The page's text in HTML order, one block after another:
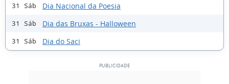
31 Sáb Dia Nacional da Poesia
31 Sáb Dia das Bruxas - Halloween
31 Sáb Dia do Saci